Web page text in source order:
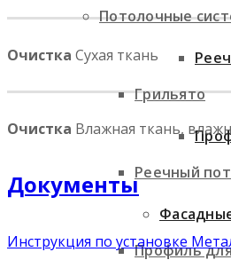
Потолочные
Грильято
Реечный
Профиль
Очистка Сухая ткань
Очистка Влажная ткань,
Документы
Инструкция по установке